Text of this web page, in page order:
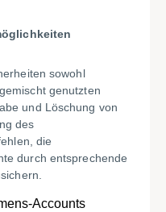
sowohl
genutzten
und Löschung von
des
die
durch entsprechende
Accounts